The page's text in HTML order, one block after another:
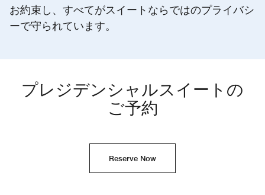
お約束し、すべてがスイートならではのプライバシ
ーで守られています。
プレジデンシャルスイートの
ご予約
Reserve Now